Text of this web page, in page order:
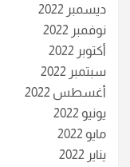
ديسمبر 2022
نوفمبر 2022
أكتوبر 2022
سبتمبر 2022
أغسطس 2022
يونيو 2022
مايو 2022
يناير 2022